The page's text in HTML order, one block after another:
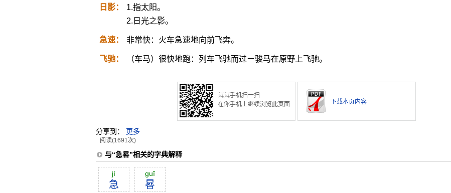
日影：
1.指太阳。
2.日光之影。
急速： 非常快：火车急速地向前飞奔。
飞驰： （车马）很快地跑：列车飞驰而过ㄧ骏马在原野上飞驰。
试试手机扫一扫
在你手机上继续浏览此页面
下载本页内容
分享到： 更多
阅读(1691次)
与“急晷”相关的字典解释
jí
急
guĭ
晷